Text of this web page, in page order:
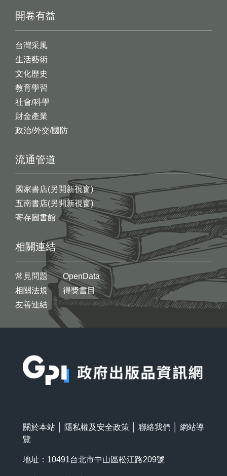
開卷有益
台灣采風
生活藝術
文化歷史
教育學習
社會/科學
財金產業
政治/外交/國防
流通管道
國家書店(另開新視窗)
五南書店(另開新視窗)
寄存圖書館
相關連結
常見問題
相關法規
友善連結
OpenData
得獎書目
關於本站 隱私權及安全政策 聯絡我們
網站導
覽
地址：10491台北市中山區松江路209號